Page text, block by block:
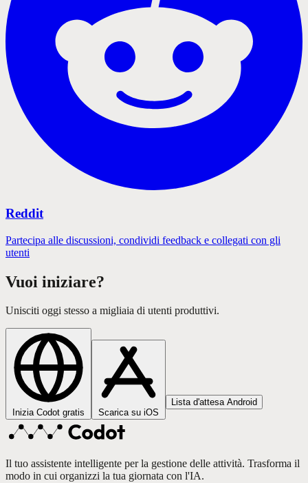
Reddit
Partecipa alle discussioni, condividi feedback e collegati con gli
utenti
Vuoi iniziare?
Unisciti oggi stesso a migliaia di utenti produttivi.
Inizia Codot gratis Scarica su iOS
Lista d'attesa Android
Il tuo assistente intelligente per la gestione delle attività. Trasforma il
modo in cui organizzi la tua giornata con l'IA.